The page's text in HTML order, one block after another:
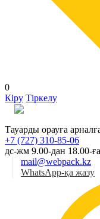
0
Кіру Тіркелу
Тауарды орауға
+7 (727) 310-85-06
дс-жм 9.00-дан 18.00-
mail@webpack.kz
WhatsApp-қа жазу